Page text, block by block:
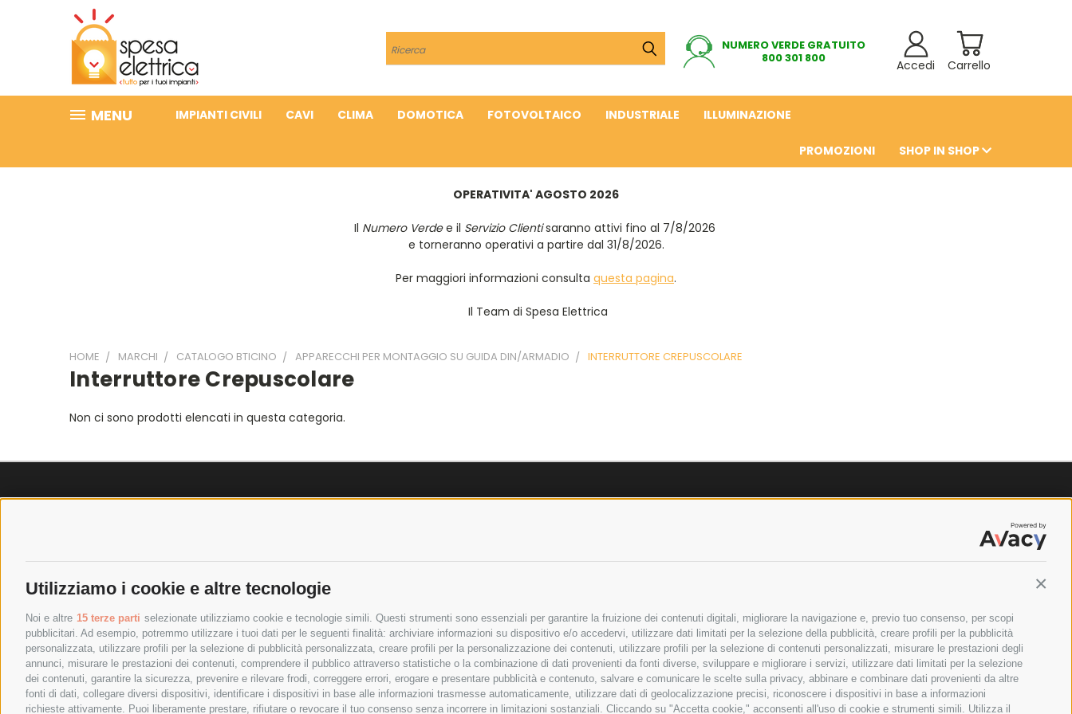
Utilizziamo i cookie e altre tecnologie
Noi e altre 15 terze parti selezionate utilizziamo cookie e tecnologie simili. Questi strumenti sono essenziali per garantire la fruizione dei contenuti digitali, migliorare la navigazione e, previo tuo consenso, per scopi
pubblicitari. Ad esempio, potremmo utilizzare i tuoi dati per le seguenti finalità: archiviare informazioni su dispositivo e/o accedervi, utilizzare dati limitati per la selezione della pubblicità, creare profili per la pubblicità
personalizzata, utilizzare profili per la selezione di pubblicità personalizzata, creare profili per la personalizzazione dei contenuti, utilizzare profili per la selezione di contenuti personalizzati, misurare le prestazioni degli
annunci, misurare le prestazioni dei contenuti, comprendere il pubblico attraverso statistiche o la combinazione di dati provenienti da fonti diverse, sviluppare e migliorare i servizi, utilizzare dati limitati per la selezione
dei contenuti, garantire la sicurezza, prevenire e rilevare frodi, correggere errori, erogare e presentare pubblicità e contenuto, salvare e comunicare le scelte sulla privacy, abbinare e combinare dati provenienti da altre
fonti di dati, collegare diversi dispositivi, identificare i dispositivi in base alle informazioni trasmesse automaticamente, utilizzare dati di geolocalizzazione precisi, riconoscere i dispositivi in base a informazioni
richieste attivamente. Puoi liberamente prestare, rifiutare o revocare il tuo consenso senza incorrere in limitazioni sostanziali. Cliccando su "Accetta cookie," acconsenti all'uso di cookie e strumenti simili. Utilizza il
Cerca
NUMERO VERDE GRATUITO
800 301 800
Carrello
Accedi
MENU IMPIANTI CIVILI CAVI CLIMA DOMOTICA FOTOVOLTAICO INDUSTRIALE ILLUMINAZIONE
PROMOZIONI SHOP IN SHOP
OPERATIVITA' AGOSTO 2026
Il Numero Verdee il Servizio Clientisaranno attivi fino al 7/8/2026
e torneranno operativi a partire dal 31/8/2026.
Per maggiori informazioni consulta questa pagina.
Il Team di Spesa Elettrica
HOME MARCHI CATALOGO BTICINO APPARECCHI PER MONTAGGIO SU GUIDA DIN/ARMADIO INTERRUTTORE CREPUSCOLARE
Interruttore Crepuscolare
Non ci sono prodotti elencati in questa categoria.
POLITICA DI RESO
PAGAMENTI SICURI
Bonifico
Bancario